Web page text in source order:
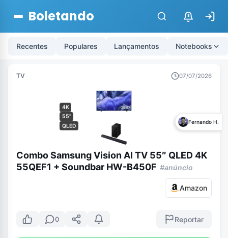
Boletando $
Recentes Populares Lançamentos Notebooks
TV 07/07/2026
4K
55"
QLED
Fernando H.
Combo Samsung Vision AI TV 55″ QLED 4K
55QEF1 + Soundbar HW-B450F #anúncio
Amazon
0 Reportar